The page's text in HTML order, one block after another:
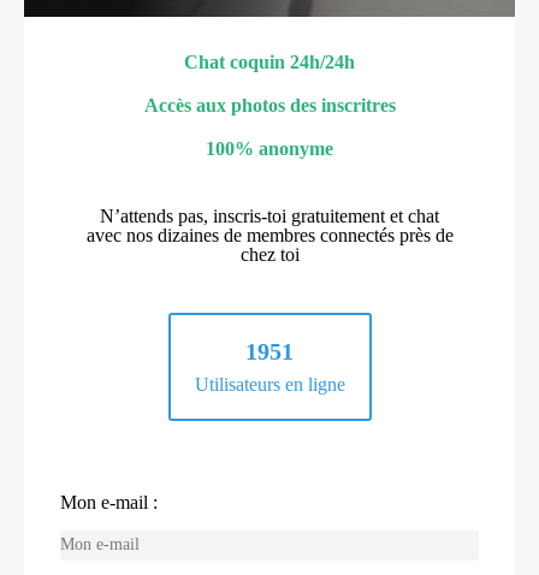
Chat coquin 24h/24h
Accès aux photos des inscritres
100% anonyme
N’attends pas, inscris-toi gratuitement et chat
avec nos dizaines de membres connectés près de
chez toi
1951
Utilisateurs en ligne
Mon e-mail :